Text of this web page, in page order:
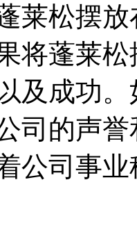
莱松摆
将蓬莱
及成功
司的声
公司事